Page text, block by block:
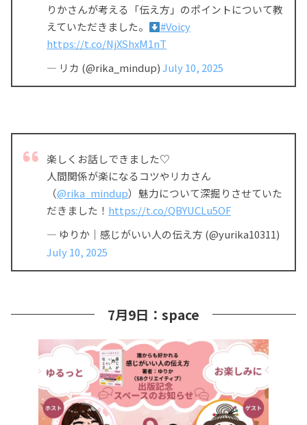
りかさんが考える「伝え方」のポイントについて教
えていただきました。
#Voicy
https://t.co/NjXShxM1nT
— リカ (@rika_mindup)July 10, 2025
楽しくお話しできました♡
人間関係が楽になるコツやリカさん
（@rika_mindup）魅力について深掘りさせていた
だきました！ https://t.co/QBYUCLu5OF
— ゆりか｜感じがいい人の伝え方 (@yurika10311)
July 10, 2025
7月9日：space